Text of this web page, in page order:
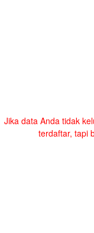
Jika data Anda tidak
terdaftar, tapi